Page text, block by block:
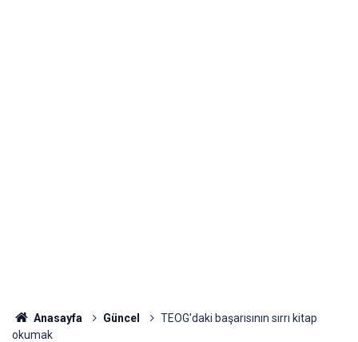
Anasayfa Güncel
TEOG'daki başarısının sırrı kitap
okumak